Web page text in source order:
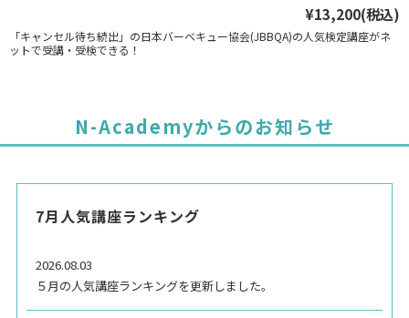
¥13,200(税込)
「キャンセル待ち続出」の日本バーベキュー協会(JBBQA)の人気検定講座がネ
ットで受講・受検できる！
N-Academyからのお知らせ
7月人気講座ランキング
2026.08.03
５月の人気講座ランキングを更新しました。